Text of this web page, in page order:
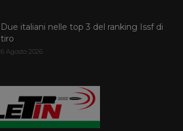
Due italiani nelle top 3 del ranking Issf di
tiro
6 Agosto 2026